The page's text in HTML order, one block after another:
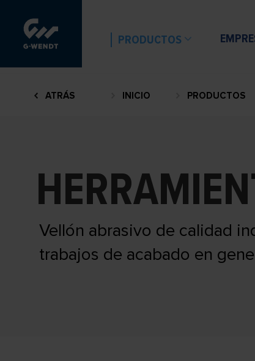
PRODUCTOS
ATRÁS INICIO PRODUCTOS
Vellón abrasivo de calidad
trabajos de acabado en